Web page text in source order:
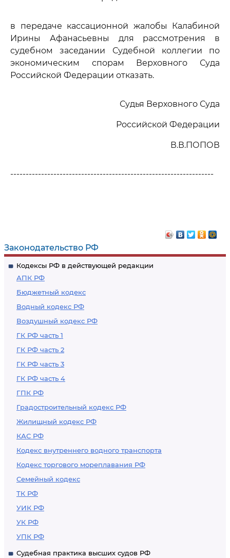
Законодательство РФ
Кодексы РФ в действующей редакции
АПК РФ
Бюджетный кодекс
Водный кодекс РФ
Воздушный кодекс РФ
ГК РФ часть 1
ГК РФ часть 2
ГК РФ часть 3
ГК РФ часть 4
ГПК РФ
Градостроительный кодекс РФ
Жилищный кодекс РФ
КАС РФ
Кодекс внутреннего водного транспорта
Кодекс торгового мореплавания РФ
Семейный кодекс
ТК РФ
УИК РФ
УК РФ
УПК РФ
Судебная практика высших судов РФ
в передаче кассационной жалобы Калабиной
Ирины Афанасьевны для рассмотрения в
судебном заседании Судебной коллегии по
экономическим спорам Верховного Суда
Российской Федерации отказать.
Судья Верховного Суда
Российской Федерации
В.В.ПОПОВ
------------------------------------------------------------------